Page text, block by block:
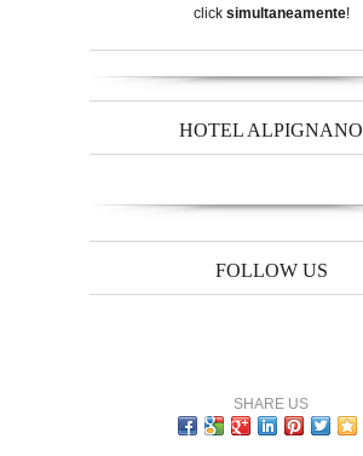
click simultaneamente!
HOTEL ALPIGNANO
FOLLOW US
SHARE US